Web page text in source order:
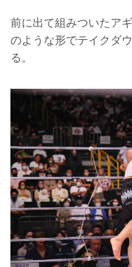
前に出て組みついたア
のような形でテイクダ
る。